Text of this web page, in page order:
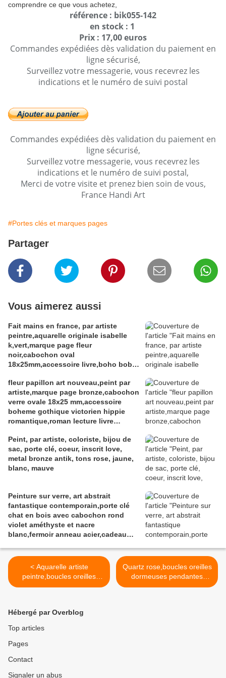
comprendre ce que vous achetez,
référence : bik055-142
en stock : 1
Prix : 17,00 euros
Commandes expédiées dès validation du paiement en
ligne sécurisé,
Surveillez votre messagerie, vous recevrez les
indications et le numéro de suivi postal
Commandes expédiées dès validation du paiement en
ligne sécurisé,
Surveillez votre messagerie, vous recevrez les
indications et le numéro de suivi postal,
Merci de votre visite et prenez bien soin de vous,
France Handi Art
#Portes clés et marques pages
Partager
Vous aimerez aussi
Fait mains en france, par artiste
peintre,aquarelle originale isabelle
k,vert,marque page fleur
noir,cabochon oval
18x25mm,accessoire livre,boho bobo
nouveau,baroque victorien
rococo,cadeau fete
anniversaire,abstrait,fashion punk
ethnique
fleur papillon art nouveau,peint par
artiste,marque page bronze,cabochon
verre ovale 18x25 mm,accessoire
boheme gothique victorien hippie
romantique,roman lecture livre
gris marron
Peint, par artiste, coloriste, bijou de
sac, porte clé, coeur, inscrit love,
metal bronze antik, tons rose, jaune,
blanc, mauve
Peinture sur verre, art abstrait
fantastique contemporain,porte clé
chat en bois avec cabochon rond
violet améthyste et nacre
blanc,fermoir anneau acier,cadeau
< Aquarelle artiste
peintre,boucles oreilles
dormeuses laiton avec
porter de l art,cadeau fete
anniversaire noel,bijou
mains en france,boho bobo
contemporain art deco
Quartz rose,boucles oreilles
dormeuses pendantes
laiton bronze avec
Hébergé par Overblog
Top articles
Pages
Contact
Signaler un abus